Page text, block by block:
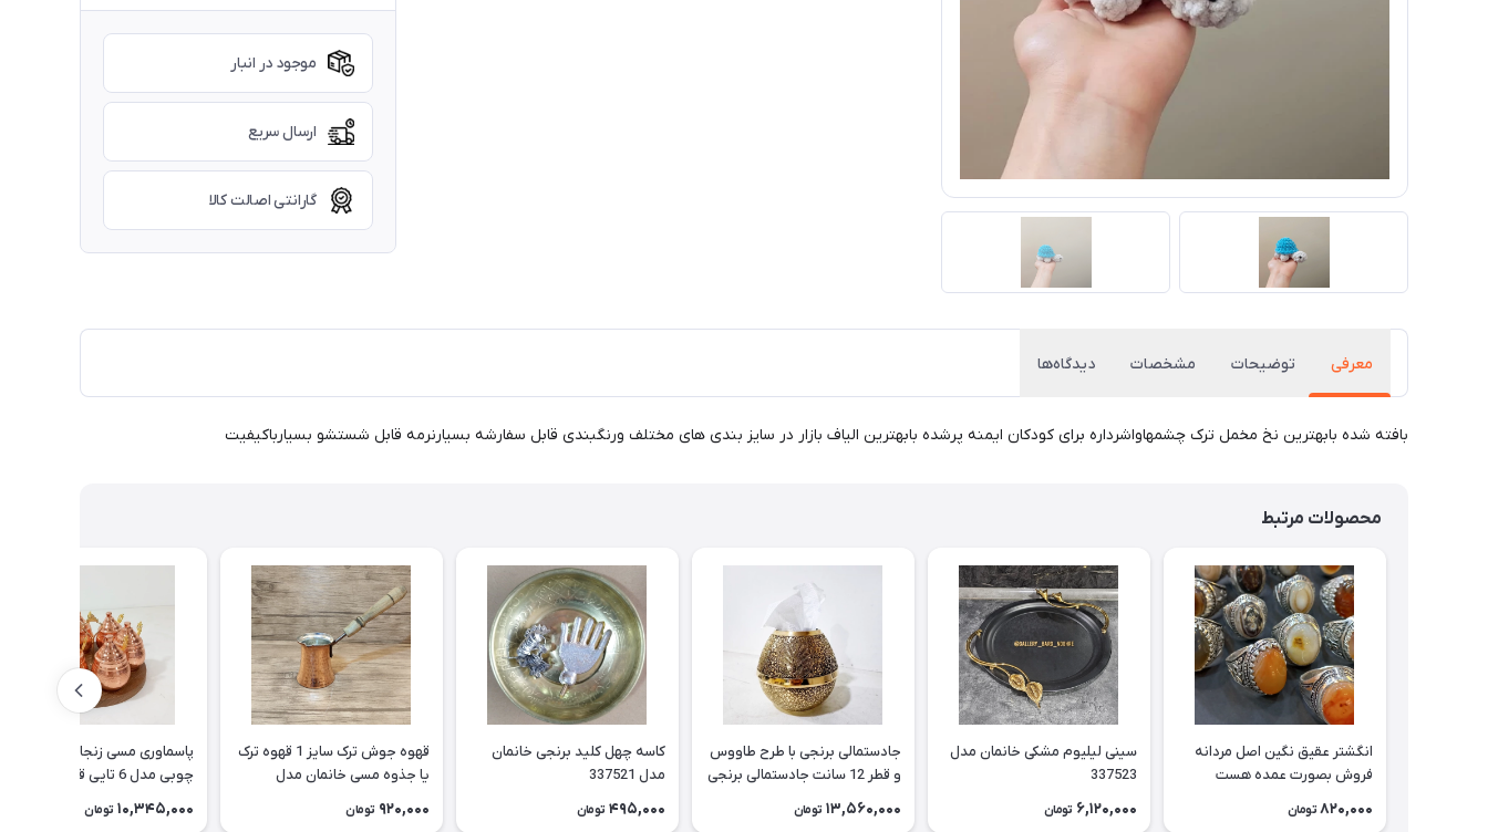
موجود در انبار
ارسال سریع
گارانتی اصالت کالا
معرفی توضیحات مشخصات دیدگاه‌ها
بافته شده بابهترین نخ مخمل ترک چشمهاواشرداره برای کودکان ایمنه پرشده بابهترین الیاف بازار در سایز بندی های مختلف ورنگبندی قابل سفارشه بسیارنرمه قابل شستشو بسیارباکیفیت
محصولات مرتبط
انگشتر عقیق نگین اصل مردانه
فروش بصورت عمده هست
هست فروش بصورت رندوم
820,000 تومان
سینی لیلیوم مشکی خانمان مدل
337523
6,120,000 تومان
جادستمالی برنجی با طرح طاووس
و قطر 12 سانت جادستمالی برنجی
جا دستمال برنجی جادستمالی برنز
مناسب استفاده دائم وقابل
13,560,000 تومان
کاسه چهل کلید برنجی خانمان
مدل 337521
495,000 تومان
قهوه جوش ترک سایز 1 قهوه ترک
یا جذوه مسی خانمان مدل
920,000 تومان
پاسماوری مسی زنجان با استند
چوبی مدل 6 تایی قاشق دار و
نانو شده خانمان مدل 337519
10,345,000 تومان